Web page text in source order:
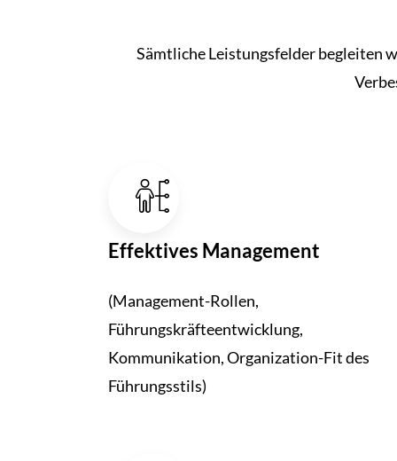
Sämtliche Leistungsfelder begleiten
Effek­tives Manage­ment
(Management-Rollen,
Führungskräfteentwicklung,
Kommunikation, Organization-Fit des
Führungsstils)